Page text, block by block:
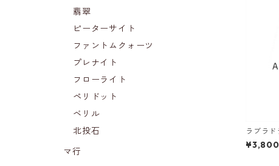
ラブラド
¥3,800
翡翠
ピーターサイト
ファントムクォーツ
プレナイト
フローライト
ペリドット
ベリル
北投石
マ行